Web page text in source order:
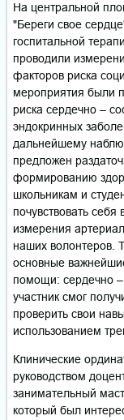
На центральной
"Береги свое
госпитальной
проводили
факторов риска
мероприятия были
риска сердечно –
эндокринных
дальнейшему
предложен
формированию
школьникам и
почувствовать
измерения
наших волонтеров.
основные
помощи: сердечно
участник смог
проверить свои
использованием
Клинические
руководством
занимательный
который был